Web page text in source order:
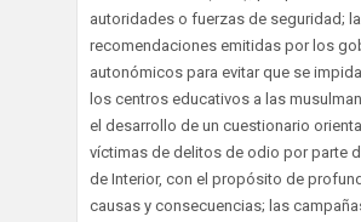
autoridades o fuerzas de seguridad;
recomendaciones emitidas por los
autonómicos para evitar que se
los centros educativos a las
el desarrollo de un cuestionario
víctimas de delitos de odio por parte
de Interior, con el propósito de
causas y consecuencias; las